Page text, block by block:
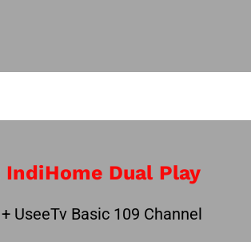
IndiHome Dual Play
UseeTv Basic 109 Channel